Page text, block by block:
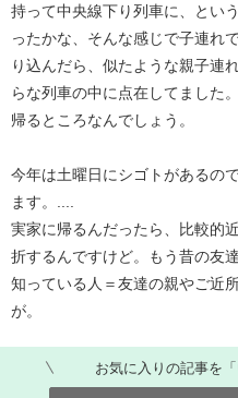
持って中央線下り列車に、とい
ったかな、そんな感じで子連れ
り込んだら、似たような親子連
らな列車の中に点在してました
帰るところなんでしょう。
今年は土曜日にシゴトがあるの
ます。....
実家に帰るんだったら、比較的
折するんですけど。もう昔の友
知っている人＝友達の親やご近
が。
お気に入りの記事を